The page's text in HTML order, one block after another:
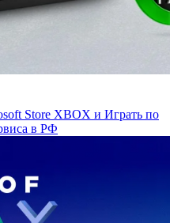
Store XBOX и Играть по
в РФ